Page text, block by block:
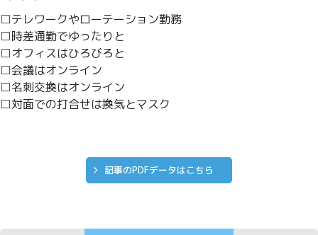
□テレワークやローテーション勤務
□時差通勤でゆったりと
□オフィスはひろびろと
□会議はオンライン
□名刺交換はオンライン
□対面での打合せは換気とマスク
記事のPDFデータはこちら